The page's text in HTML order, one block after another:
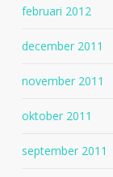
februari 2012
december 2011
november 2011
oktober 2011
september 2011